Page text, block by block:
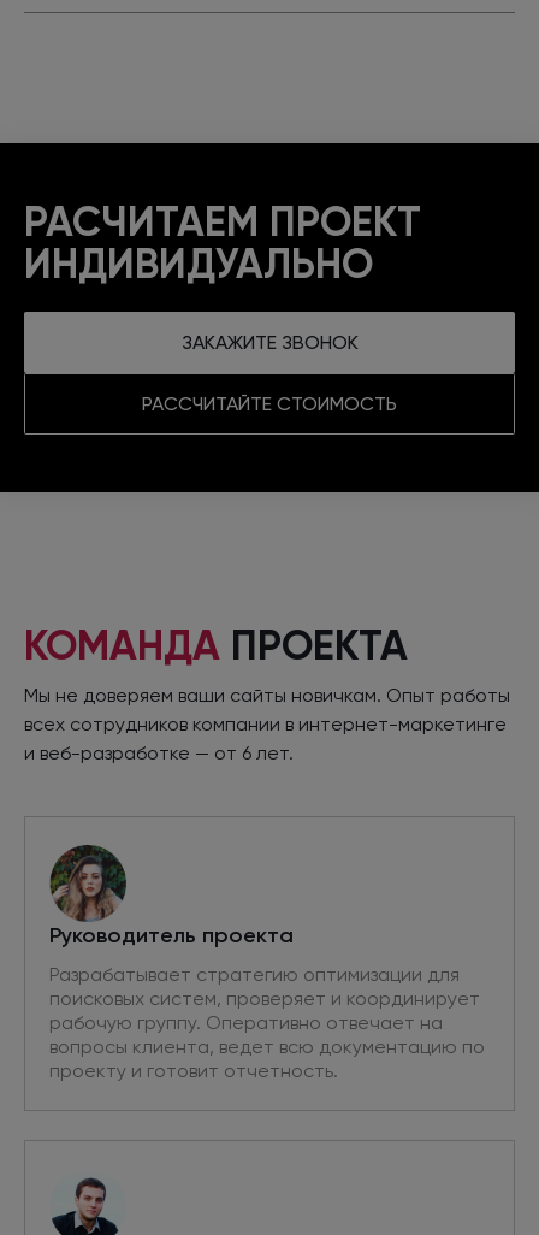
РАСЧИТАЕМ ПРОЕКТ
ИНДИВИДУАЛЬНО
ЗАКАЖИТЕ ЗВОНОК
РАССЧИТАЙТЕ СТОИМОСТЬ
КОМАНДА ПРОЕКТА
Мы не доверяем ваши сайты новичкам. Опыт работы
всех сотрудников компании в интернет-маркетинге
и веб-разработке — от 6 лет.
Руководитель проекта
Разрабатывает стратегию оптимизации для
поисковых систем, проверяет и координирует
рабочую группу. Оперативно отвечает на
вопросы клиента, ведет всю документацию по
проекту и готовит отчетность.